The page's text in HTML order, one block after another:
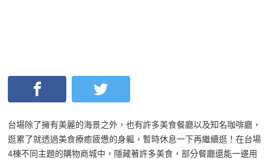
台場除了擁有美麗的海景之外，也有許多美食餐廳以及知名咖啡廳，
逛累了就透過美食療癒疲憊的身軀，暫時休息一下再繼續逛！在台場
4棟不同主題的購物商城中，隱藏著許多美食，部分餐廳還能一邊用